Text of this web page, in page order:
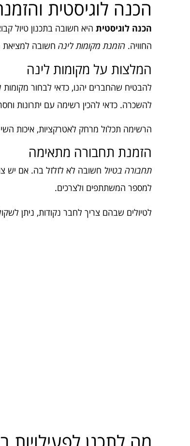
הכנה לוגיסטית
הכנה לוגיסטיתהיא חשובה בתכנון טיול
החוויה. הזמנת מקומות לינהחשובה למציאת
המלצות על מקומות לינה
להבטיח שהחברים יהנו, כדאי לבחור מקומות
להשכרה. כדאי להכין רשימה עם יתרונות
הרשימה תכלול מרחק לאטרקציות, איכות
הזמנת תחבורה מתאימה
תחבורה בטיול חשובה לא לזלזל בה. אם יש
למספר המשתתפים ולצרכים.
לטיולים שבהם צריך לחבר נקודות, ניתן